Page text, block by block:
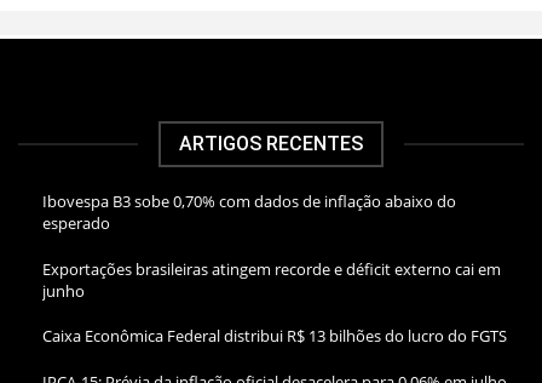
ARTIGOS RECENTES
Ibovespa B3 sobe 0,70% com dados de inflação abaixo do
esperado
Exportações brasileiras atingem recorde e déficit externo cai em
junho
Caixa Econômica Federal distribui R$ 13 bilhões do lucro do FGTS